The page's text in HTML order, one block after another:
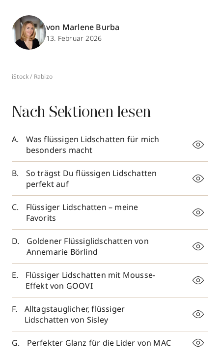
von Marlene Burba
13. Februar 2026
iStock / Rabizo
Nach Sektionen lesen
Was flüssigen Lidschatten für mich
besonders macht
So trägst Du flüssigen Lidschatten
perfekt auf
Flüssiger Lidschatten – meine
Favorits
Goldener Flüssiglidschatten von
Annemarie Börlind
Flüssiger Lidschatten mit Mousse-
Effekt von GOOVI
Alltagstauglicher, flüssiger
Lidschatten von Sisley
Perfekter Glanz für die Lider von MAC